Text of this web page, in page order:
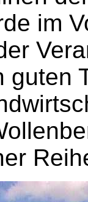
im
guten